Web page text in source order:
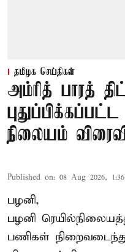
தமிழக செய்திகள்
அம்ரித் பாரத்
நிலையம்
Published on: 08 Aug 2026,
பழனி,
பழனி
பணிகள்